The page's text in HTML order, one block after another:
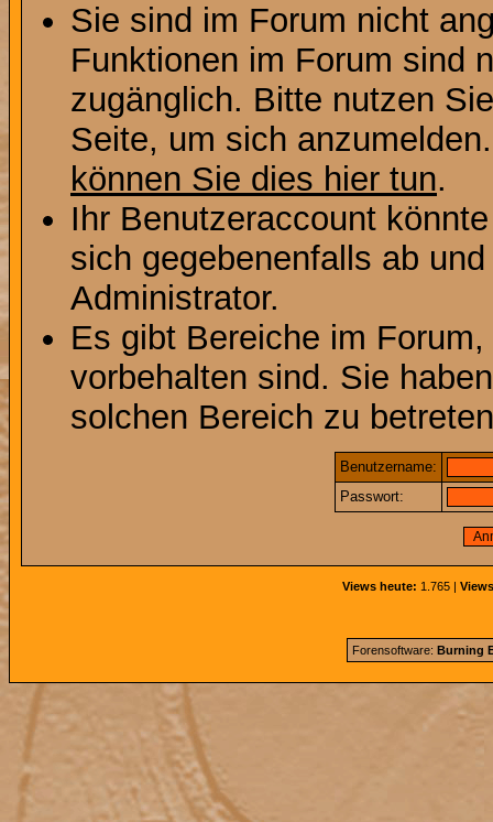
Sie sind im Forum nicht
Funktionen im Forum sind
zugänglich. Bitte nutzen
Seite, um sich
können Sie dies hier tun.
Ihr Benutzeraccount
sich gegebenenfalls ab
Administrator.
Es gibt Bereiche im
vorbehalten sind. Sie
solchen Bereich zu
Benutzername:
Passwort:
Views heute: 1.765 |
Forensoftware: Burning